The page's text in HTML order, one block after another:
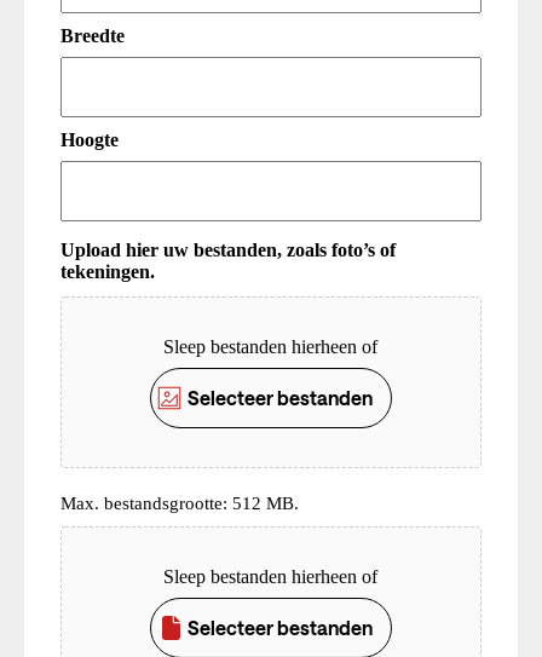
Breedte
Hoogte
Upload hier uw bestanden, zoals foto’s of
tekeningen.
Upload
Sleep bestanden hierheen of
Selecteer bestanden
Max. bestandsgrootte: 512 MB.
Upload
Sleep bestanden hierheen of
Selecteer bestanden